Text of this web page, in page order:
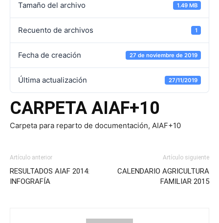
Tamaño del archivo 1.49 MB
Recuento de archivos 1
Fecha de creación 27 de noviembre de 2019
Última actualización 27/11/2019
CARPETA AIAF+10
Carpeta para reparto de documentación, AIAF+10
Artículo anterior
RESULTADOS AIAF 2014:
INFOGRAFÍA
Artículo siguiente
CALENDARIO AGRICULTURA
FAMILIAR 2015